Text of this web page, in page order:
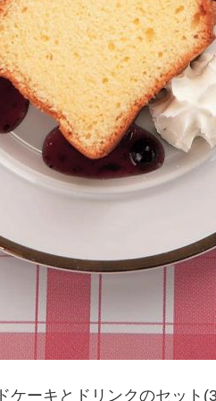
ケーキとドリンクのセット